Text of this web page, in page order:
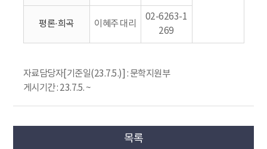
평론·희곡 이혜주 대리
02-6263-1
269
자료담당자[기준일(23.7.5.)] : 문학지원부
게시기간 : 23.7.5. ~
목록